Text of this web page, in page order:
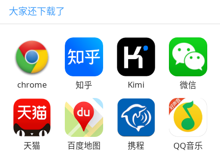
大家还下载了
chrome 知乎 Kimi 微信
天猫 百度地图 携程 QQ音乐